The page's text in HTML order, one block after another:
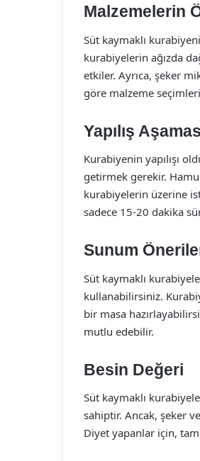
Malzemelerin
Süt kaymaklı
kurabiyelerin ağızda
etkiler. Ayrıca, şeker
göre malzeme
Yapılış
Kurabiyenin yapılışı
getirmek gerekir.
kurabiyelerin üzerine
sadece 15-20 dakika
Sunum
Süt kaymaklı
kullanabilirsiniz.
bir masa
mutlu edebilir.
Besin Değeri
Süt kaymaklı
sahiptir. Ancak, şeker
Diyet yapanlar için,